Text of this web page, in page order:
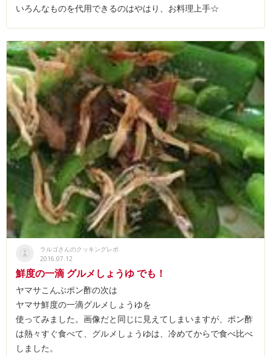
いろんなものを代用できるのはやはり、お料理上手☆
ラルゴさんのクッキングレポ
2016.07.12
鮮度の一滴 グルメしょうゆ でも！
ヤマサこんぶポン酢の次は
ヤマサ鮮度の一滴グルメしょうゆを
使ってみました。画像だと同じに見えてしまいますが、ポン酢
は熱々すぐ食べて、グルメしょうゆは、冷めてからで食べ比べ
しました。